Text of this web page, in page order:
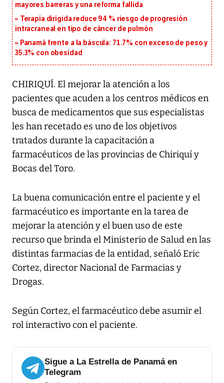
mayores barreras y una reforma fallida
Terapia dirigida reduce 94 % riesgo de progresión
intracraneal en tipo de cáncer de pulmón
Panamá frente a la báscula: 71.7% con exceso de peso y
35.3% con obesidad
CHIRIQUÍ. El mejorar la atención a los
pacientes que acuden a los centros médicos en
busca de medicamentos que sus especialistas
les han recetado es uno de los objetivos
tratados durante la capacitación a
farmacéuticos de las provincias de Chiriquí y
Bocas del Toro.
La buena comunicación entre el paciente y el
farmacéutico es importante en la tarea de
mejorar la atención y el buen uso de este
recurso que brinda el Ministerio de Salud en las
distintas farmacias de la entidad, señaló Eric
Cortez, director Nacional de Farmacias y
Drogas.
Según Cortez, el farmacéutico debe asumir el
rol interactivo con el paciente.
Sigue a La Estrella de Panamá en
Telegram